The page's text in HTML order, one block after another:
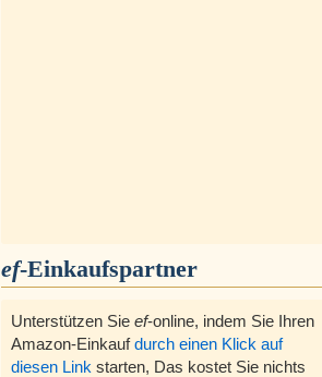
ef-Einkaufspartner
Unterstützen Sie ef-online, indem Sie Ihren
Amazon-Einkaufdurch einen Klick auf
diesen Link starten, Das kostet Sie nichts